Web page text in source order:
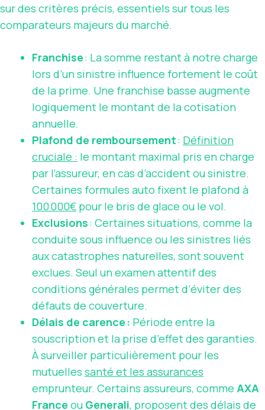
sur des critères précis, essentiels sur tous les
comparateurs majeurs du marché.
Franchise: La somme restant à notre charge
lors d’un sinistre influence fortement le coût
de la prime. Une franchise basse augmente
logiquement le montant de la cotisation
annuelle.
Plafond de remboursement: Définition
cruciale : le montant maximal pris en charge
par l’assureur, en cas d’accident ou sinistre.
Certaines formules auto fixent le plafond à
100 000€ pour le bris de glace ou le vol.
Exclusions: Certaines situations, comme la
conduite sous influence ou les sinistres liés
aux catastrophes naturelles, sont souvent
exclues. Seul un examen attentif des
conditions générales permet d’éviter des
défauts de couverture.
Délais de carence : Période entre la
souscription et la prise d’effet des garanties.
À surveiller particulièrement pour les
mutuelles santé et les assurances
emprunteur. Certains assureurs, comme AXA
France ou Generali, proposent des délais de